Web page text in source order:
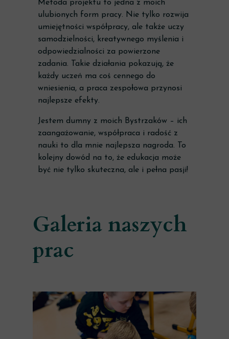
Metoda projektu to jedna z moich
ulubionych form pracy. Nie tylko rozwija
umiejętności współpracy, ale także uczy
samodzielności, kreatywnego myślenia i
odpowiedzialności za powierzone
zadania. Takie działania pokazują, że
każdy uczeń ma coś cennego do
wniesienia, a praca zespołowa przynosi
najlepsze efekty.
Jestem dumny z moich Bystrzaków – ich
zaangażowanie, współpraca i radość z
nauki to dla mnie najlepsza nagroda. To
kolejny dowód na to, że edukacja może
być nie tylko skuteczna, ale i pełna pasji!
Galeria naszych
prac